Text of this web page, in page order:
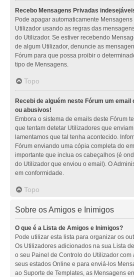
Recebo Mensagens Privadas
Pode apagar automaticamente
Utilizador usando as regras das
do Utilizador. Se estiver recebendo
de algum Utilizador, denuncie as
Fórum para que possa proibir o
tipo de Mensagens.
Topo
Recebi de alguém neste Fórum um
ou abusivos!
Embora o sistema de emails deste Fórum
que tentam detetar Utilizadores que
lamentamos que tal tenha acontecido.
Fórum enviando uma cópia completa do
importante que inclua os cabeçalhos (é
do Utilizador que enviou o email). O
em conformidade.
Topo
Sobre os Amigos e Inimigos
O que é a Lista de Amigos e Inimigos?
Pode utilizar esta lista para organizar os
Os Utilizadores adicionados na sua Lista
o seu Painel de Controlo do Utilizador com
seus estados Online e para enviá-los
ao Suporte de Templates, as Mensagens